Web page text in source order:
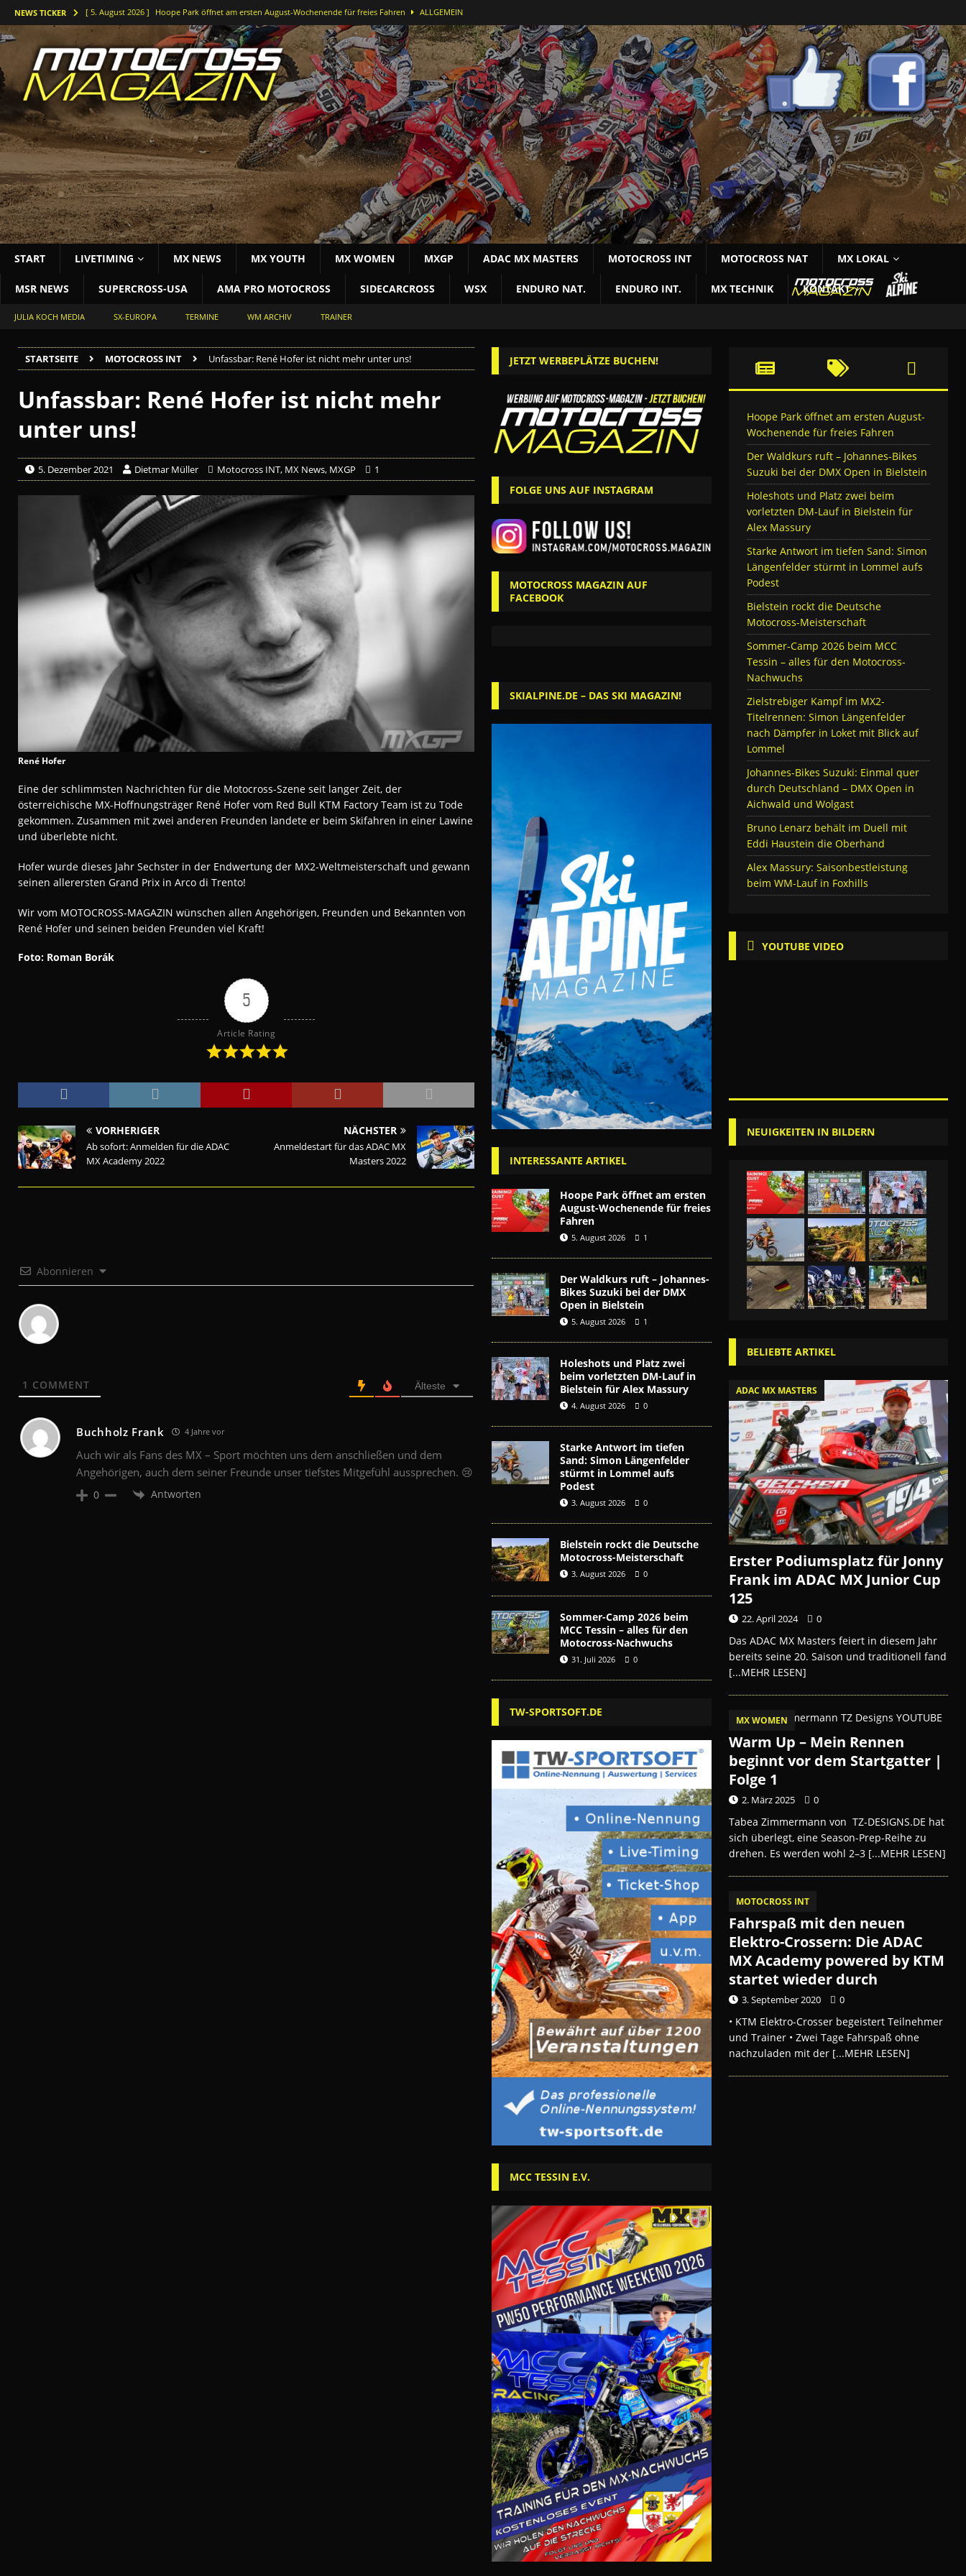
NEWS TICKER [ 5. August 2026 ] Hoope Park öffnet am ersten August-Wochenende für freies Fahren ALLGEMEIN
[ 5. August 2026 ] Der Waldkurs ruft – Johannes-Bikes Suzuki bei der DMX Open in Bielstein MOTOCROSS NAT
[ 4. August 2026 ] Holeshots und Platz zwei beim vorletzten DM-Lauf in Bielstein für Alex Massury MX NEWS
[ 3. August 2026 ] Starke Antwort im tiefen Sand: Simon Längenfelder stürmt in Lommel aufs Podest MOTOCROSS INT
[ 3. August 2026 ] Bielstein rockt die Deutsche Motocross-Meisterschaft MOTOCROSS NAT
START LIVETIMING MX NEWS MX YOUTH MX WOMEN MXGP ADAC MX MASTERS MOTOCROSS INT MOTOCROSS NAT MX LOKAL
MSR NEWS SUPERCROSS-USA AMA PRO MOTOCROSS SIDECARCROSS WSX ENDURO NAT. ENDURO INT. MX TECHNIK KONTAKT
JULIA KOCH MEDIA SX-EUROPA TERMINE WM ARCHIV TRAINER
STARTSEITE MOTOCROSS INT Unfassbar: René Hofer ist nicht mehr unter uns!
Unfassbar: René Hofer ist nicht mehr
unter uns!
5. Dezember 2021 Dietmar Müller Motocross INT, MX News, MXGP 1
René Hofer
Eine der schlimmsten Nachrichten für die Motocross-Szene seit langer Zeit, der
österreichische MX-Hoffnungsträger René Hofer vom Red Bull KTM Factory Team ist zu Tode
gekommen. Zusammen mit zwei anderen Freunden landete er beim Skifahren in einer Lawine
und überlebte nicht.
Hofer wurde dieses Jahr Sechster in der Endwertung der MX2-Weltmeisterschaft und gewann
seinen allerersten Grand Prix in Arco di Trento!
Wir vom MOTOCROSS-MAGAZIN wünschen allen Angehörigen, Freunden und Bekannten von
René Hofer und seinen beiden Freunden viel Kraft!
Foto: Roman Borák
5
Article Rating
VORHERIGER
Ab sofort: Anmelden für die ADAC
MX Academy 2022
NÄCHSTER
Anmeldestart für das ADAC MX
Masters 2022
Abonnieren
1 COMMENT Älteste
Buchholz Frank 4 Jahre vor
Auch wir als Fans des MX – Sport möchten uns dem anschließen und dem
Angehörigen, auch dem seiner Freunde unser tiefstes Mitgefühl aussprechen. 😢
0 Antworten
JETZT WERBEPLÄTZE BUCHEN!
FOLGE UNS AUF INSTAGRAM
MOTOCROSS MAGAZIN AUF
FACEBOOK
SKIALPINE.DE – DAS SKI MAGAZIN!
INTERESSANTE ARTIKEL
Hoope Park öffnet am ersten
August-Wochenende für freies
Fahren
5. August 2026 1
Der Waldkurs ruft – Johannes-
Bikes Suzuki bei der DMX
Open in Bielstein
5. August 2026 1
Holeshots und Platz zwei
beim vorletzten DM-Lauf in
Bielstein für Alex Massury
4. August 2026 0
Starke Antwort im tiefen
Sand: Simon Längenfelder
stürmt in Lommel aufs
Podest
3. August 2026 0
Bielstein rockt die Deutsche
Motocross-Meisterschaft
3. August 2026 0
Sommer-Camp 2026 beim
MCC Tessin – alles für den
Motocross-Nachwuchs
31. Juli 2026 0
TW-SPORTSOFT.DE
MCC TESSIN E.V.
Hoope Park öffnet am ersten August-
Wochenende für freies Fahren
Der Waldkurs ruft – Johannes-Bikes
Suzuki bei der DMX Open in Bielstein
Holeshots und Platz zwei beim
vorletzten DM-Lauf in Bielstein für
Alex Massury
Starke Antwort im tiefen Sand: Simon
Längenfelder stürmt in Lommel aufs
Podest
Bielstein rockt die Deutsche
Motocross-Meisterschaft
Sommer-Camp 2026 beim MCC
Tessin – alles für den Motocross-
Nachwuchs
Zielstrebiger Kampf im MX2-
Titelrennen: Simon Längenfelder
nach Dämpfer in Loket mit Blick auf
Lommel
Johannes-Bikes Suzuki: Einmal quer
durch Deutschland – DMX Open in
Aichwald und Wolgast
Bruno Lenarz behält im Duell mit
Eddi Haustein die Oberhand
Alex Massury: Saisonbestleistung
beim WM-Lauf in Foxhills
YOUTUBE VIDEO
NEUIGKEITEN IN BILDERN
BELIEBTE ARTIKEL
ADAC MX MASTERS
Erster Podiumsplatz für Jonny
Frank im ADAC MX Junior Cup
125
22. April 2024 0
Das ADAC MX Masters feiert in diesem Jahr
bereits seine 20. Saison und traditionell fand
[...MEHR LESEN]
MX WOMEN
Warm Up – Mein Rennen
beginnt vor dem Startgatter |
Folge 1
2. März 2025 0
Tabea Zimmermann von TZ-DESIGNS.DE hat
sich überlegt, eine Season-Prep-Reihe zu
drehen. Es werden wohl 2–3 [...MEHR LESEN]
MOTOCROSS INT
Fahrspaß mit den neuen
Elektro-Crossern: Die ADAC
MX Academy powered by KTM
startet wieder durch
3. September 2020 0
• KTM Elektro-Crosser begeistert Teilnehmer
und Trainer • Zwei Tage Fahrspaß ohne
nachzuladen mit der [...MEHR LESEN]